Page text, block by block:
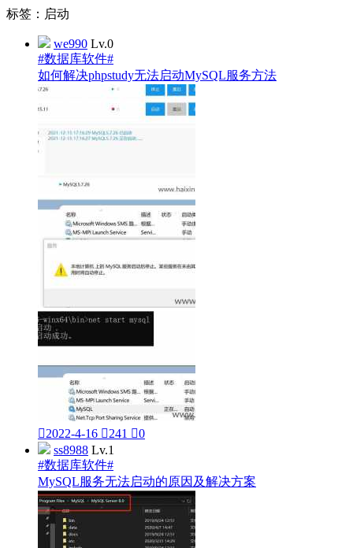
标签：启动
we990 Lv.0
#数据库软件#
如何解决phpstudy无法启动MySQL服务方法
2022-4-16 241 0
ss8988 Lv.1
#数据库软件#
MySQL服务无法启动的原因及解决方案